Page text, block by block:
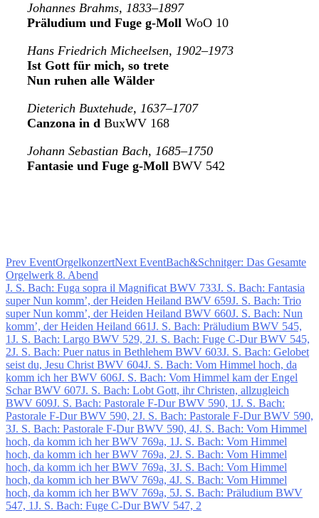
Johannes Brahms, 1833–1897
Präludium und Fuge g-Moll WoO 10
Hans Friedrich Micheelsen, 1902–1973
Ist Gott für mich, so trete
Nun ruhen alle Wälder
Dieterich Buxtehude, 1637–1707
Canzona in d BuxWV 168
Johann Sebastian Bach, 1685–1750
Fantasie und Fuge g-Moll BWV 542
Prev EventOrgelkonzertNext EventBach&Schnitger: Das Gesamte
Orgelwerk 8. Abend
J. S. Bach: Fuga sopra il Magnificat BWV 733J. S. Bach: Fantasia
super Nun komm’, der Heiden Heiland BWV 659J. S. Bach: Trio
super Nun komm’, der Heiden Heiland BWV 660J. S. Bach: Nun
komm’, der Heiden Heiland 661J. S. Bach: Präludium BWV 545,
1J. S. Bach: Largo BWV 529, 2J. S. Bach: Fuge C-Dur BWV 545,
2J. S. Bach: Puer natus in Bethlehem BWV 603J. S. Bach: Gelobet
seist du, Jesu Christ BWV 604J. S. Bach: Vom Himmel hoch, da
komm ich her BWV 606J. S. Bach: Vom Himmel kam der Engel
Schar BWV 607J. S. Bach: Lobt Gott, ihr Christen, allzugleich
BWV 609J. S. Bach: Pastorale F-Dur BWV 590, 1J. S. Bach:
Pastorale F-Dur BWV 590, 2J. S. Bach: Pastorale F-Dur BWV 590,
3J. S. Bach: Pastorale F-Dur BWV 590, 4J. S. Bach: Vom Himmel
hoch, da komm ich her BWV 769a, 1J. S. Bach: Vom Himmel
hoch, da komm ich her BWV 769a, 2J. S. Bach: Vom Himmel
hoch, da komm ich her BWV 769a, 3J. S. Bach: Vom Himmel
hoch, da komm ich her BWV 769a, 4J. S. Bach: Vom Himmel
hoch, da komm ich her BWV 769a, 5J. S. Bach: Präludium BWV
547, 1J. S. Bach: Fuge C-Dur BWV 547, 2